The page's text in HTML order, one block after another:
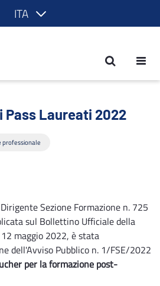
ITA
Pass Laureati 2022 -
Pass Laureati 2022
professionale
Sezione Formazione n. 725
sul Bollettino Ufficiale della
maggio 2022, è stata
dell'Avviso Pubblico n. 1/FSE/2022
per la formazione post-